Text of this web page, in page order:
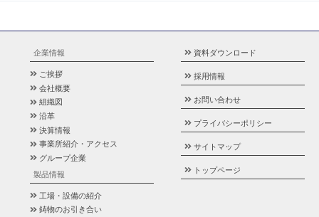
企業情報
ご挨拶
会社概要
組織図
沿革
決算情報
事業所紹介・アクセス
グループ企業
製品情報
工場・設備の紹介
鋳物のお引き合い
資料ダウンロード
採用情報
お問い合わせ
プライバシーポリシー
サイトマップ
トップページ